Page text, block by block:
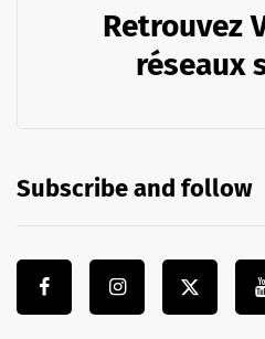
Retrouvez
réseaux
Subscribe and follow